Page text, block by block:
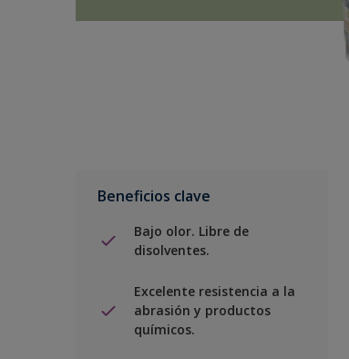
Beneficios clave
Bajo olor. Libre de
disolventes.
Excelente resistencia a la
abrasión y productos
químicos.